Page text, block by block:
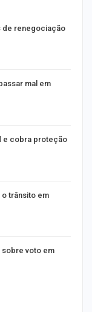
de renegociação
mal em
e cobra proteção
trânsito em
sobre voto em